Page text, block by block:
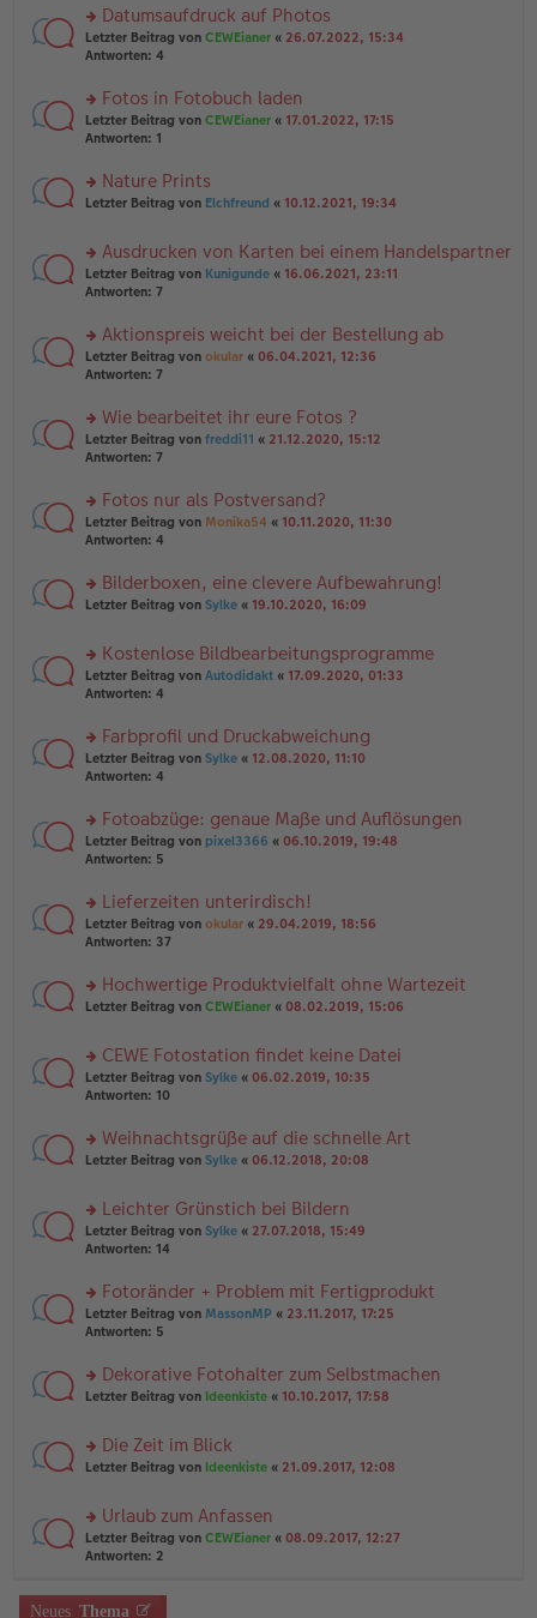
tr
a
g
e
n
er
tr
a
g
n
g
el
e
n
er
tr
a
rs
te
n
g
el
e
n
ei
tr
a
Datumsaufdruck auf Photos
Letzter Beitrag von CEWEianer « 26.07.2022, 15:34
Antworten: 4
rs
te
n
g
es
e
n
er
ei
tr
a
Fotos in Fotobuch laden
Letzter Beitrag von CEWEianer « 17.01.2022, 17:15
Antworten: 1
rs
u
n
g
es
e
n
er
ei
tr
a
Nature Prints
Letzter Beitrag von Elchfreund « 10.12.2021, 19:34
rs
te
n
g
el
e
n
er
tr
a
g
Ausdrucken von Karten bei einem Handelspartner
Letzter Beitrag von Kunigunde « 16.06.2021, 23:11
Antworten: 7
rs
te
n
g
el
e
n
er
tr
a
Aktionspreis weicht bei der Bestellung ab
Letzter Beitrag von okular « 06.04.2021, 12:36
Antworten: 7
rs
te
n
g
el
e
n
ei
tr
a
Wie bearbeitet ihr eure Fotos ?
Letzter Beitrag von freddi11 « 21.12.2020, 15:12
Antworten: 7
rs
te
n
g
es
e
n
er
ei
tr
a
Fotos nur als Postversand?
Letzter Beitrag von Monika54 « 10.11.2020, 11:30
Antworten: 4
rs
u
n
g
es
e
n
er
ei
tr
a
Bilderboxen, eine clevere Aufbewahrung!
Letzter Beitrag von Sylke « 19.10.2020, 16:09
rs
te
n
g
el
e
n
er
tr
a
g
Kostenlose Bildbearbeitungsprogramme
Letzter Beitrag von Autodidakt « 17.09.2020, 01:33
Antworten: 4
rs
te
n
g
el
e
n
er
tr
a
Farbprofil und Druckabweichung
Letzter Beitrag von Sylke « 12.08.2020, 11:10
Antworten: 4
rs
te
n
g
el
e
n
ei
tr
a
Fotoabzüge: genaue Maße und Auflösungen
Letzter Beitrag von pixel3366 « 06.10.2019, 19:48
Antworten: 5
rs
te
n
g
es
e
n
er
ei
tr
Lieferzeiten unterirdisch!
Letzter Beitrag von okular « 29.04.2019, 18:56
Antworten: 37
rs
u
n
g
es
e
n
B
ei
tr
a
Hochwertige Produktvielfalt ohne Wartezeit
Letzter Beitrag von CEWEianer « 08.02.2019, 15:06
rs
te
n
g
es
e
n
er
ei
tr
a
CEWE Fotostation findet keine Datei
Letzter Beitrag von Sylke « 06.02.2019, 10:35
Antworten: 10
rs
u
n
g
es
e
n
er
ei
tr
Weihnachtsgrüße auf die schnelle Art
Letzter Beitrag von Sylke « 06.12.2018, 20:08
rs
te
n
g
el
e
n
ei
tr
Leichter Grünstich bei Bildern
Letzter Beitrag von Sylke « 27.07.2018, 15:49
Antworten: 14
rs
te
n
g
es
e
n
B
ei
tr
a
Fotoränder + Problem mit Fertigprodukt
Letzter Beitrag von MassonMP « 23.11.2017, 17:25
Antworten: 5
rs
u
n
es
e
n
B
ei
Dekorative Fotohalter zum Selbstmachen
Letzter Beitrag von Ideenkiste « 10.10.2017, 17:58
rs
u
n
g
es
e
Die Zeit im Blick
Letzter Beitrag von Ideenkiste « 21.09.2017, 12:08
rs
te
n
Urlaub zum Anfassen
Letzter Beitrag von CEWEianer « 08.09.2017, 12:27
Antworten: 2
Neues Thema